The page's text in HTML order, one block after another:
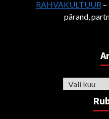
RAHVAKULTUUR–
pärand,
Arhiiv